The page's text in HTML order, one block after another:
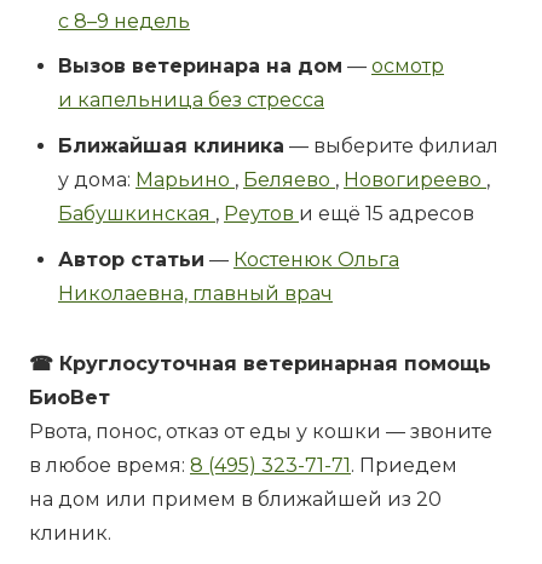
с 8–9 недель
Вызов ветеринара на дом — осмотр
и капельница без стресса
Ближайшая клиника — выберите филиал
у дома: Марьино , Беляево , Новогиреево ,
Бабушкинская , Реутов и ещё 15 адресов
Автор статьи — Костенюк Ольга
Николаевна, главный врач
☎ Круглосуточная ветеринарная помощь
БиоВет
Рвота, понос, отказ от еды у кошки — звоните
в любое время: 8 (495) 323-71-71. Приедем
на дом или примем в ближайшей из 20
клиник.